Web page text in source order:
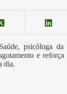
psicóloga da
e
dia.